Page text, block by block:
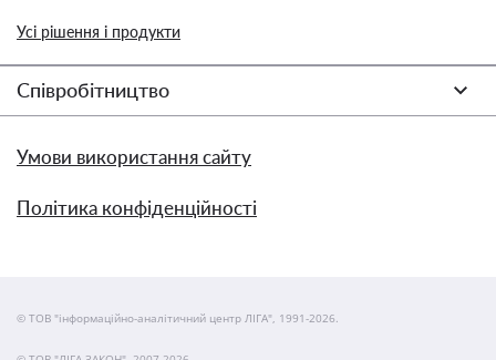
Усі рішення і продукти
Співробітництво
Умови використання сайту
Політика конфіденційності
© ТОВ "інформаційно-аналітичний центр ЛІГА", 1991-2026.